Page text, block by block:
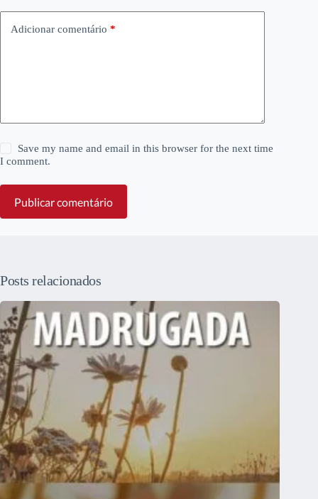
Adicionar comentário *
Save my name and email in this browser for the next time
I comment.
Publicar comentário
Posts relacionados